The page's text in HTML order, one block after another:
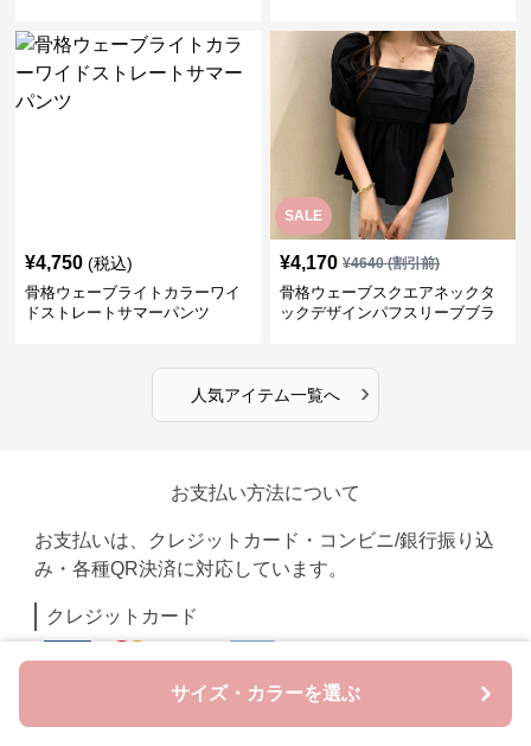
サイズ・カラーを選ぶ
¥4,750 (税込)
骨格ウェーブライトカラーワイ
ドストレートサマーパンツ
SALE
¥4,170 ¥4640(割引前)
骨格ウェーブスクエアネックタ
ックデザインパフスリーブブラ
人気アイテム一覧へ ›
お支払い方法について
お支払いは、クレジットカード・コンビニ/銀行振り込
み・各種QR決済に対応しています。
クレジットカード